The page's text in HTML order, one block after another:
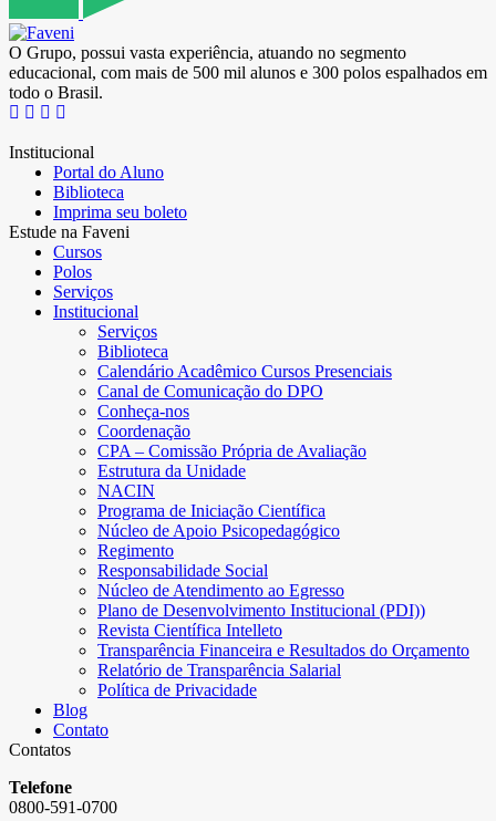
O Grupo, possui vasta experiência, atuando no segmento
educacional, com mais de 500 mil alunos e 300 polos espalhados em
todo o Brasil.
Institucional
Portal do Aluno
Biblioteca
Imprima seu boleto
Estude na Faveni
Cursos
Polos
Serviços
Institucional
Serviços
Biblioteca
Calendário Acadêmico Cursos Presenciais
Canal de Comunicação do DPO
Conheça-nos
Coordenação
CPA – Comissão Própria de Avaliação
Estrutura da Unidade
NACIN
Programa de Iniciação Científica
Núcleo de Apoio Psicopedagógico
Regimento
Responsabilidade Social
Núcleo de Atendimento ao Egresso
Plano de Desenvolvimento Institucional (PDI))
Revista Científica Intelleto
Transparência Financeira e Resultados do Orçamento
Relatório de Transparência Salarial
Política de Privacidade
Blog
Contato
Contatos
Telefone
0800-591-0700